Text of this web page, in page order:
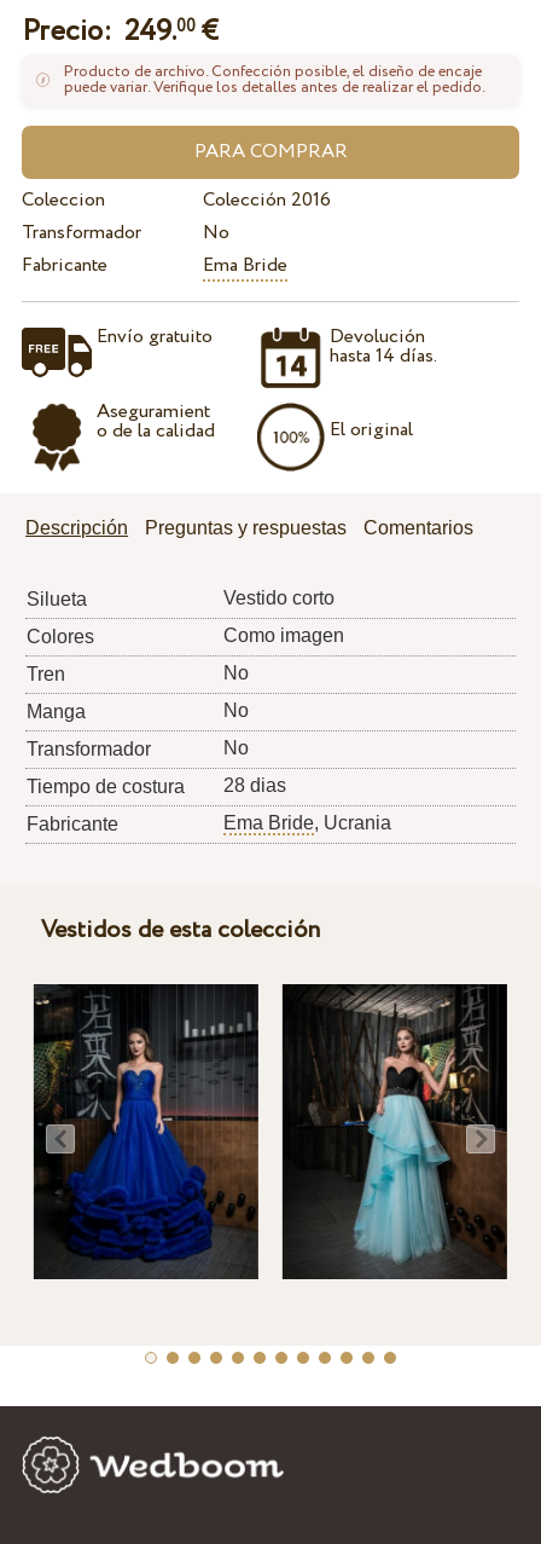
Precio: 249.00€
Producto de archivo. Confección posible, el diseño de encaje
puede variar. Verifique los detalles antes de realizar el pedido.
Coleccion
Colección 2016
Transformador
No
Fabricante
Ema Bride
Envío gratuito
Aseguramient
o de la calidad
Devolución
hasta 14 días.
El original
Descripción Preguntas y respuestas Comentarios
Silueta
Vestido corto
Colores
Como imagen
Tren
No
Manga
No
Transformador
No
Tiempo de costura
28 dias
Fabricante
Ema Bride, Ucrania
Vestidos de esta colección